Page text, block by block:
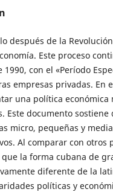
después de la
Este proceso
1990, con el «Período
empresas privadas. En
una política
Este documento
micro, pequeñas y
Al comparar con otros
la forma cubana de
diferente de la
políticas y